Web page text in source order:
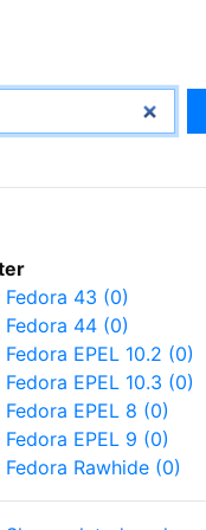
Fedora 43 (0)
Fedora 44 (0)
Fedora EPEL 10.2 (0)
Fedora EPEL 10.3 (0)
Fedora EPEL 8 (0)
Fedora EPEL 9 (0)
Fedora Rawhide (0)